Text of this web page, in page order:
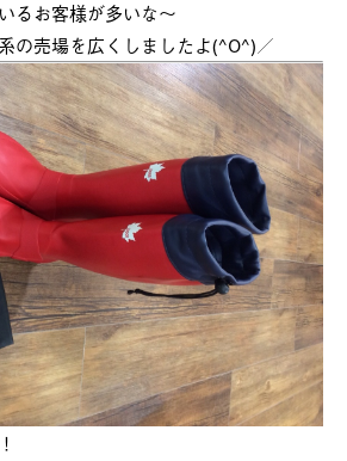
るお客様が多いな～
の売場を広くしましたよ(^O^)／